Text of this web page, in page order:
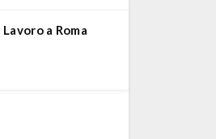
Lavoro a Roma